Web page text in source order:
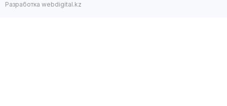
Разработка webdigital.kz